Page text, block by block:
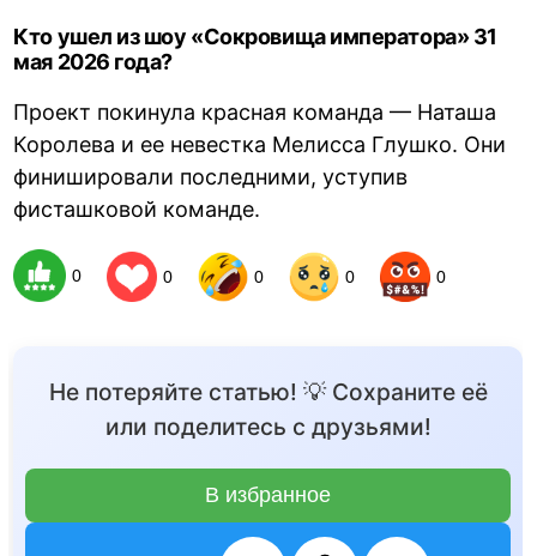
Кто ушел из шоу «Сокровища императора» 31
мая 2026 года?
Проект покинула красная команда — Наташа
Королева и ее невестка Мелисса Глушко. Они
финишировали последними, уступив
фисташковой команде.
0 0 0 0 0
Не потеряйте статью! 💡 Сохраните её
или поделитесь с друзьями!
В избранное